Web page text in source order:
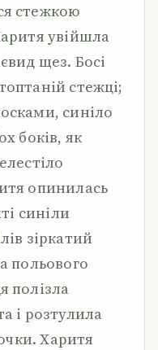
стежкою
увійшла
щез. Босі
стежці;
синіло
боків, як
опинилась
синіли
зіркатий
польового
полізла
і розтулила
Харитя